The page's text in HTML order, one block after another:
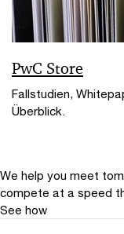
PwC Store
Fallstudien,
Überblick.
We help you meet
compete at a speed
See how